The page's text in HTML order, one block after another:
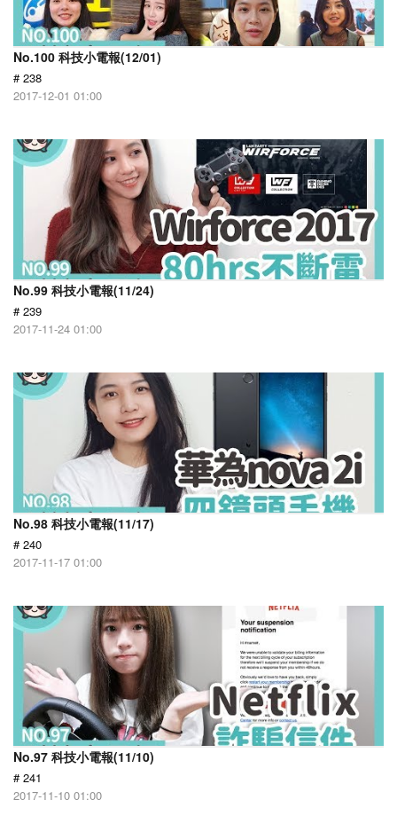
No.100 科技小電報(12/01)
# 238
2017-12-01 01:00
No.99 科技小電報(11/24)
# 239
2017-11-24 01:00
No.98 科技小電報(11/17)
# 240
2017-11-17 01:00
No.97 科技小電報(11/10)
# 241
2017-11-10 01:00